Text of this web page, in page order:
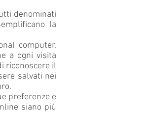
denominati
la
computer,
a ogni visita
riconoscere il
salvati nei
preferenze e
siano più